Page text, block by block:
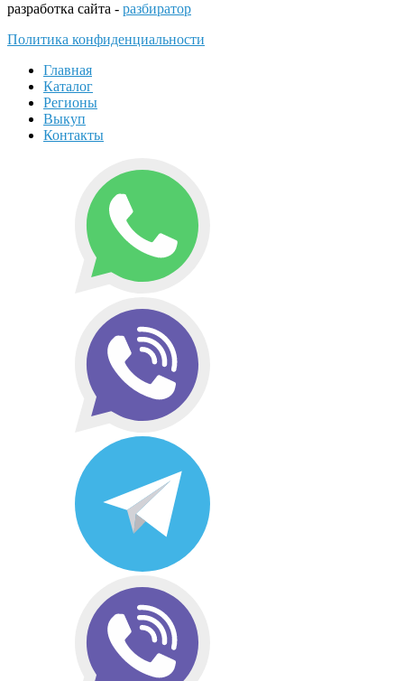
разработка сайта - разбиратор
Политика конфиденциальности
Главная
Каталог
Регионы
Выкуп
Контакты